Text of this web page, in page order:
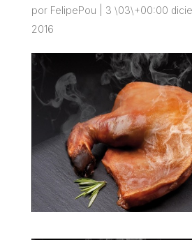
por FelipePou
3 \03\+00:00
2016